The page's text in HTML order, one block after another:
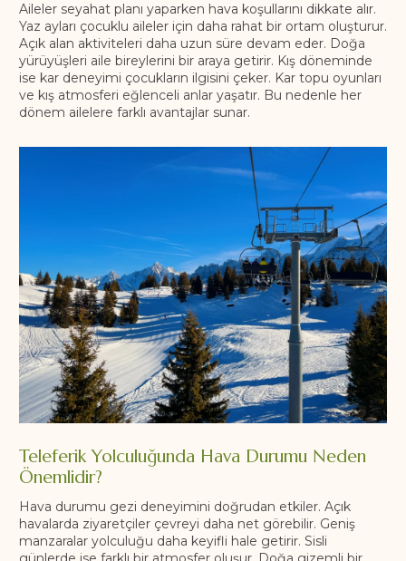
Aileler seyahat planı yaparken hava koşullarını dikkate alır.
Yaz ayları çocuklu aileler için daha rahat bir ortam oluşturur.
Açık alan aktiviteleri daha uzun süre devam eder. Doğa
yürüyüşleri aile bireylerini bir araya getirir. Kış döneminde
ise kar deneyimi çocukların ilgisini çeker. Kar topu oyunları
ve kış atmosferi eğlenceli anlar yaşatır. Bu nedenle her
dönem ailelere farklı avantajlar sunar.
Teleferik Yolculuğunda Hava Durumu Neden
Önemlidir?
Hava durumu gezi deneyimini doğrudan etkiler. Açık
havalarda ziyaretçiler çevreyi daha net görebilir. Geniş
manzaralar yolculuğu daha keyifli hale getirir. Sisli